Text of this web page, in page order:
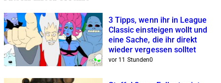
3 Tipps, wenn ihr in League
Classic einsteigen wollt und
eine Sache, die ihr direkt
wieder vergessen solltet
vor 11 Stunden0